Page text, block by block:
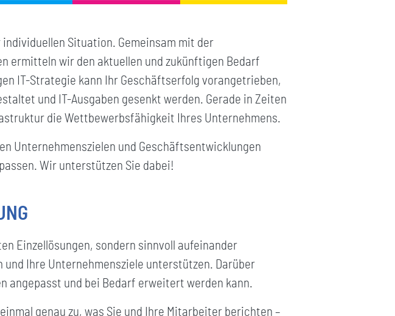
Situation. Gemeinsam mit der
ermitteln wir den aktuellen und zukünftigen Bedarf
IT-Strategie kann Ihr Geschäftserfolg vorangetrieben,
und IT-Ausgaben gesenkt werden. Gerade in Zeiten
die Wettbewerbsfähigkeit Ihres Unternehmens.
Unternehmenszielen und Geschäftsentwicklungen
Wir unterstützen Sie dabei!
Einzellösungen, sondern sinnvoll aufeinander
Ihre Unternehmensziele unterstützen. Darüber
angepasst und bei Bedarf erweitert werden kann.
genau zu, was Sie und Ihre Mitarbeiter berichten –